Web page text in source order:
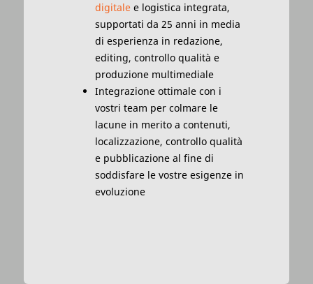
digitalee logistica integrata,
supportati da 25 anni in media
di esperienza in redazione,
editing, controllo qualità e
produzione multimediale
Integrazione ottimale con i
vostri team per colmare le
lacune in merito a contenuti,
localizzazione, controllo qualità
e pubblicazione al fine di
soddisfare le vostre esigenze in
evoluzione